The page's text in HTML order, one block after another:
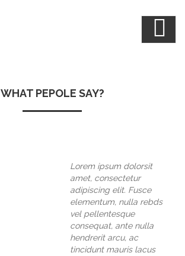
WHAT PEPOLE SAY?
Lorem ipsum dolorsit
amet, consectetur
adipiscing elit. Fusce
elementum, nulla rebds
vel pellentesque
consequat, ante nulla
hendrerit arcu, ac
tincidunt mauris lacus